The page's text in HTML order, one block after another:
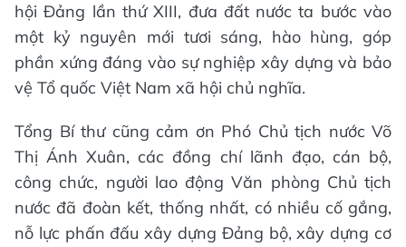
hội Đảng lần thứ XIII, đưa đất nước ta bước vào
một kỷ nguyên mới tươi sáng, hào hùng, góp
phần xứng đáng vào sự nghiệp xây dựng và bảo
vệ Tổ quốc Việt Nam xã hội chủ nghĩa.
Tổng Bí thư cũng cảm ơn Phó Chủ tịch nước Võ
Thị Ánh Xuân, các đồng chí lãnh đạo, cán bộ,
công chức, người lao động Văn phòng Chủ tịch
nước đã đoàn kết, thống nhất, có nhiều cố gắng,
nỗ lực phấn đấu xây dựng Đảng bộ, xây dựng cơ